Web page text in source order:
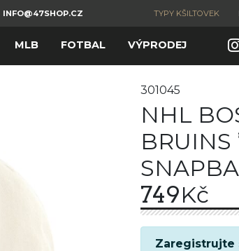
INFO@47SHOP.CZ TYPY KŠILTOVEK
MLB FOTBAL VÝPRODEJ
301045
NHL
BRUINS
749Kč
Zaregistrujte